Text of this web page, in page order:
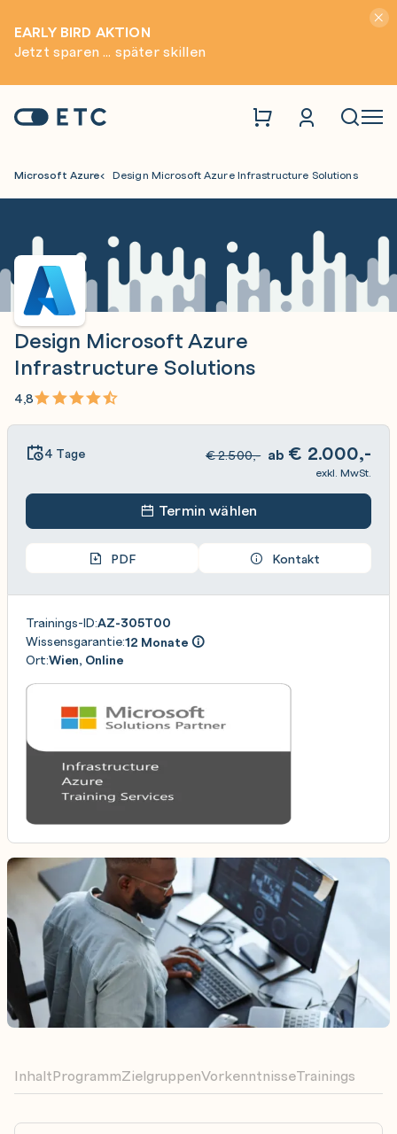
EARLY BIRD AKTION
Jetzt sparen ... später skillen
Startseite: ETC
Microsoft Azure Design Microsoft Azure Infrastructure Solutions
Design Microsoft Azure
Infrastructure Solutions
4,8
InhaltProgrammZielgruppenVorkenntnisseTrainings
4 Tage €2.500,- ab € 2.000,-
exkl. MwSt.
Termin wählen
PDF Kontakt
Trainings-ID:AZ-305T00
Wissensgarantie:12 Monate
Ort:Wien, Online